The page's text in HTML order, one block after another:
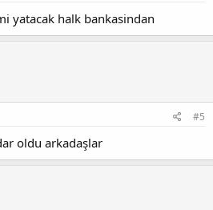
yatacak halk bankasindan
#5
oldu arkadaşlar